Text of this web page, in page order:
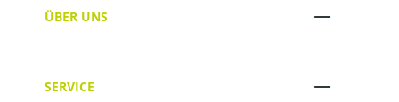
ÜBER UNS
SERVICE